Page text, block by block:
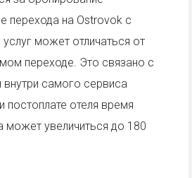
перехода на Ostrovok с
может отличаться от
переходе. Это связано с
самого сервиса
постоплате отеля время
увеличиться до 180